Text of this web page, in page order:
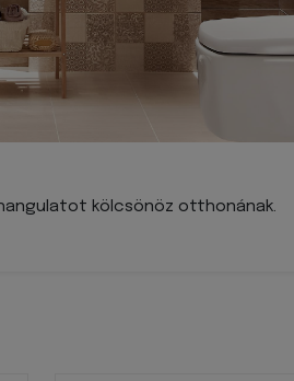
kölcsönöz otthonának.